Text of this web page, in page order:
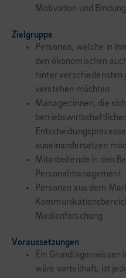
Motivation und
Zielgruppe
Personen, welche in
den ökonomischen
hinter
verstehen möchten
Manager:innen, die
auseinandersetzen
Mitarbeitende in den
Personalmanagement
Personen aus dem
Medienforschung
Voraussetzungen
Ein Grundlagenwissen
wäre vorteilhaft, ist